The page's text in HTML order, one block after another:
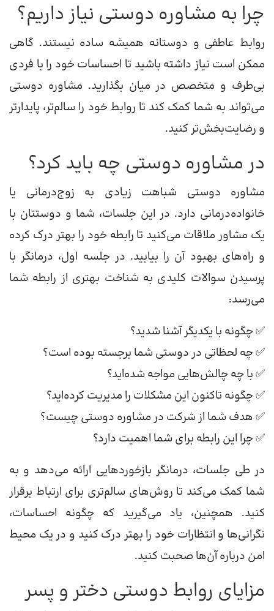
چرا به مشاوره دوستی نیاز داریم؟
روابط عاطفی و دوستانه همیشه ساده نیستند. گاهی
ممکن است نیاز داشته باشید تا احساسات خود را با فردی
بی‌طرف و متخصص در میان بگذارید. مشاوره دوستی
می‌تواند به شما کمک کند تا روابط خود را سالم‌تر، پایدارتر
و رضایت‌بخش‌تر کنید.
در مشاوره دوستی چه باید کرد؟
مشاوره دوستی شباهت زیادی به زوج‌درمانی یا
خانواده‌درمانی دارد. در این جلسات، شما و دوستتان با
یک مشاور ملاقات می‌کنید تا رابطه خود را بهتر درک کرده
و راه‌های بهبود آن را بیابید. در جلسه اول، درمانگر با
پرسیدن سوالات کلیدی به شناخت بهتری از رابطه شما
می‌رسد:
✅ چگونه با یکدیگر آشنا شدید؟
✅ چه لحظاتی در دوستی شما برجسته بوده است؟
✅ با چه چالش‌هایی مواجه شده‌اید؟
✅ چگونه تاکنون این مشکلات را مدیریت کرده‌اید؟
✅ هدف شما از شرکت در مشاوره دوستی چیست؟
✅ چرا این رابطه برای شما اهمیت دارد؟
در طی جلسات، درمانگر بازخوردهایی ارائه می‌دهد و به
شما کمک می‌کند تا روش‌های سالم‌تری برای ارتباط برقرار
کنید. همچنین، یاد می‌گیرید که چگونه احساسات،
نگرانی‌ها و انتظارات خود را بهتر درک کنید و در یک محیط
امن درباره آن‌ها صحبت کنید.
مزایای روابط دوستی دختر و پسر